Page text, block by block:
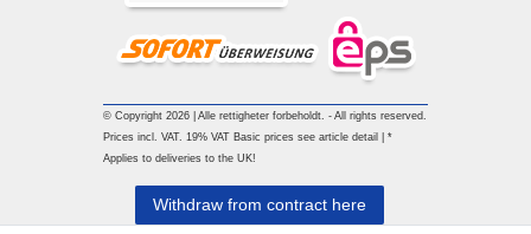
© Copyright 2026 | Alle rettigheter forbeholdt. - All rights reserved.
Prices incl. VAT. 19% VAT Basic prices see article detail | *
Applies to deliveries to the UK!
Withdraw from contract here